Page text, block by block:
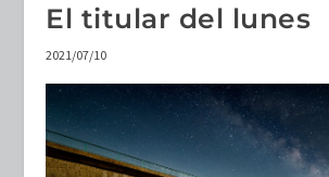
El titular del lunes
2021/07/10